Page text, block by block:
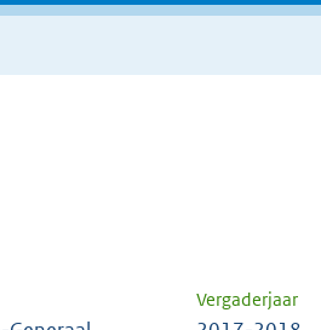
Vergaderjaar